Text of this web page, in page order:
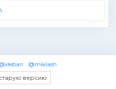
@miklash
версию